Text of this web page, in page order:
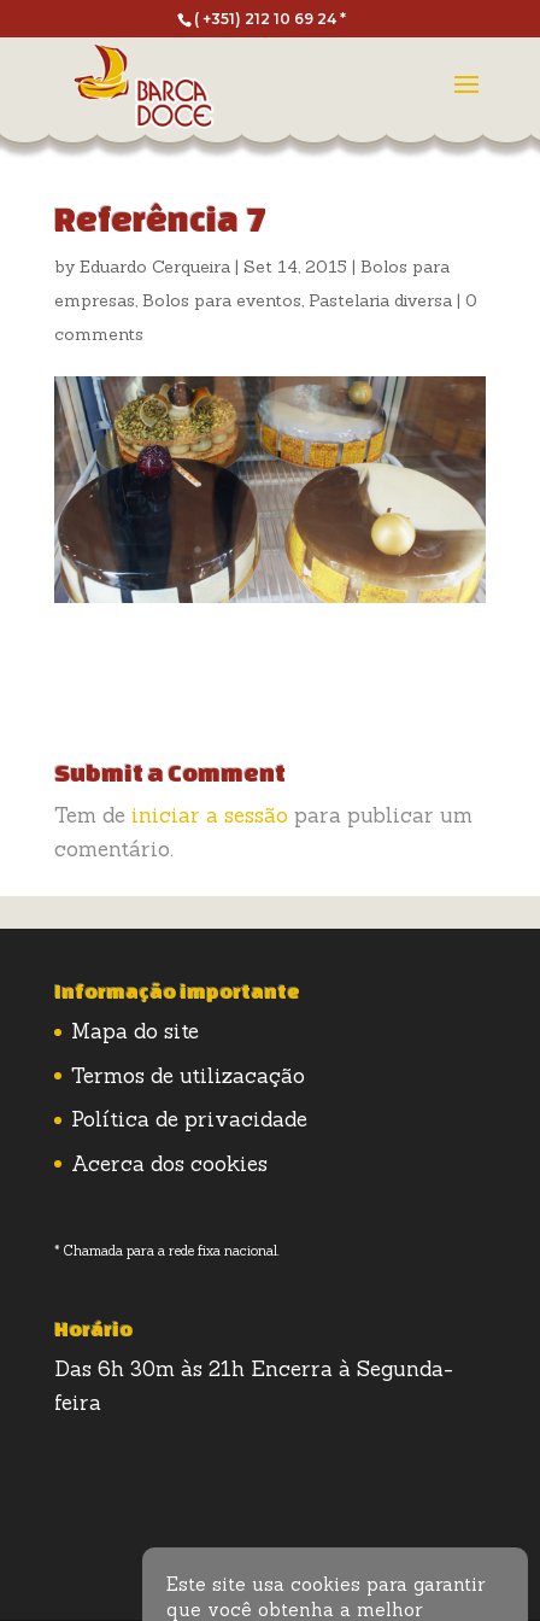
( +351) 212 10 69 24 *
Referência 7
by Eduardo Cerqueira| Set 14, 2015 | Bolos para
empresas, Bolos para eventos, Pastelaria diversa| 0
comments
Submit a Comment
Tem de iniciar a sessão para publicar um
comentário.
Informação importante
Mapa do site
Termos de utilizacação
Política de privacidade
Acerca dos cookies
* Chamada para a rede fixa nacional.
Horário
Das 6h 30m às 21h Encerra à Segunda-
feira
Este site usa cookies para garantir
que você obtenha a melhor